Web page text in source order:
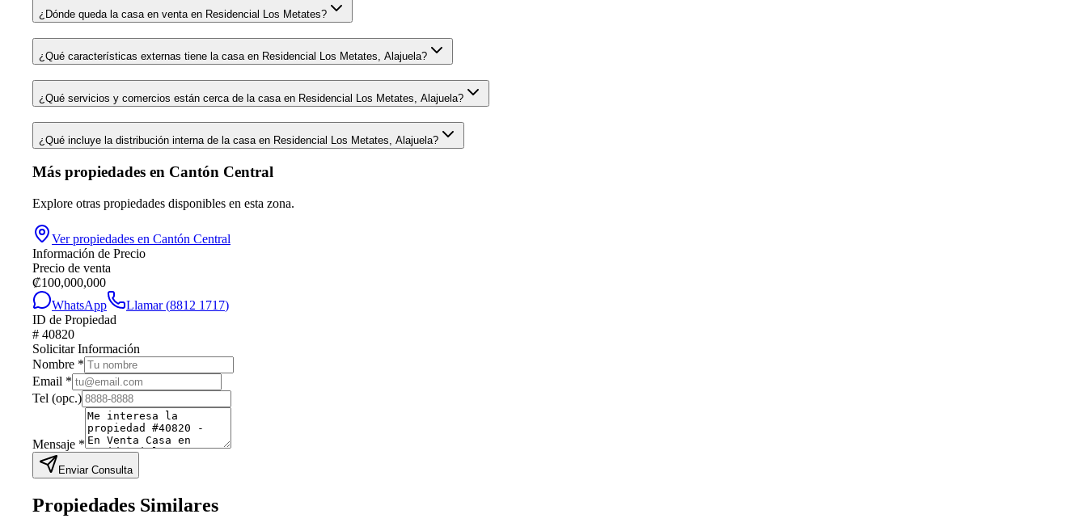
¿Dónde queda la casa en venta en Residencial Los Metates?
¿Qué características externas tiene la casa en Residencial Los Metates, Alajuela?
¿Qué servicios y comercios están cerca de la casa en Residencial Los Metates, Alajuela?
¿Qué incluye la distribución interna de la casa en Residencial Los Metates, Alajuela?
Más propiedades en Cantón Central
Explore otras propiedades disponibles en esta zona.
Ver propiedades en Cantón Central
Información de Precio
Precio de venta
₡100,000,000
WhatsApp
Llamar (8812 1717)
ID de Propiedad
# 40820
Solicitar Información
Nombre *
Email *
Tel (opc.)
Mensaje *
Enviar Consulta
Propiedades Similares